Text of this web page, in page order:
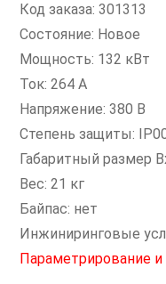
Код заказа: 301313
Состояние: Новое
Мощность: 132 кВт
Ток: 264 А
Напряжение: 380 В
Степень защиты:
Габаритный размер
Вес: 21 кг
Байпас: нет
Инжиниринговые
Параметрирование и